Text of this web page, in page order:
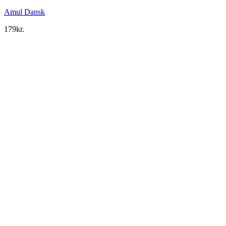
Amul Dansk
179kr.